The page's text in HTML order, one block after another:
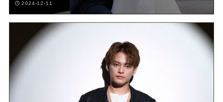
2024-12-11